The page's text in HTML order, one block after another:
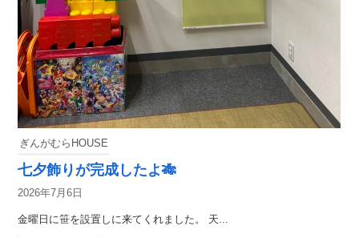
ぎんがむらHOUSE
七夕飾りが完成したよ🎋
2026年7月6日
金曜日に笹を設置しに来てくれました。 天...